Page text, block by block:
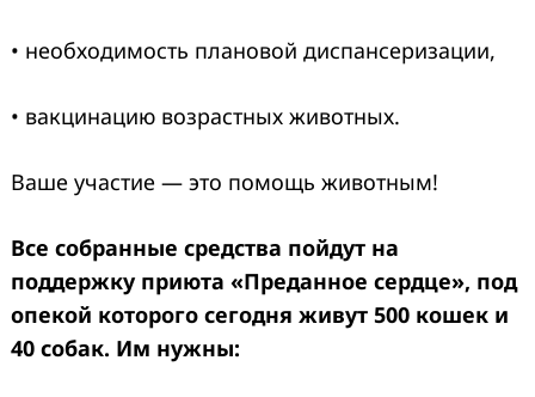
• необходимость плановой диспансеризации,
• вакцинацию возрастных животных.
Ваше участие — это помощь животным!
Все собранные средства пойдут на
поддержку приюта «Преданное сердце», под
опекой которого сегодня живут 500 кошек и
40 собак. Им нужны: